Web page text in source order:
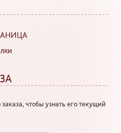
чтобы узнать его текущий